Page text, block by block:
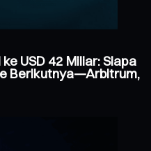
USD 42 Miliar: Siapa
Berikutnya—Arbitrum,